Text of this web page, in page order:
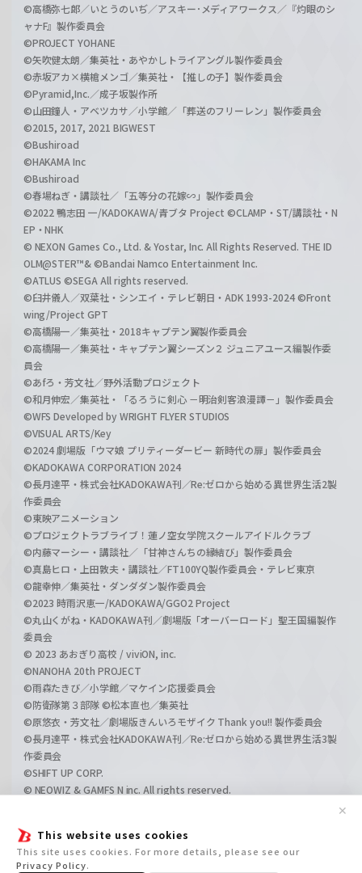
This website uses cookies
This site uses cookies. For more details, please see our
Privacy Policy.
✕
©高橋弥七郎／いとうのいぢ／アスキー･メディアワークス／『灼眼のシ
ャナF』製作委員会
©PROJECT YOHANE
©矢吹健太朗／集英社・あやかしトライアングル製作委員会
©赤坂アカ×横槍メンゴ／集英社・【推しの子】製作委員会
©Pyramid,Inc.／成子坂製作所
©山田鐘人・アベツカサ／小学館／「葬送のフリーレン」製作委員会
©2015, 2017, 2021 BIGWEST
©Bushiroad
©HAKAMA Inc
©Bushiroad
©春場ねぎ・講談社／「五等分の花嫁∽」製作委員会
©2022 鴨志田 一/KADOKAWA/青ブタ Project ©CLAMP・ST/講談社・N
EP・NHK
© NEXON Games Co., Ltd. & Yostar, Inc. All Rights Reserved. THE ID
OLM@STER™& ©Bandai Namco Entertainment Inc.
©ATLUS ©SEGA All rights reserved.
©臼井儀人／双葉社・シンエイ・テレビ朝日・ADK 1993-2024 ©Front
wing/Project GPT
©高橋陽一／集英社・2018キャプテン翼製作委員会
©高橋陽一／集英社・キャプテン翼シーズン２ ジュニアユース編製作委
員会
©あfろ・芳文社／野外活動プロジェクト
©和月伸宏／集英社・「るろうに剣心 －明治剣客浪漫譚－」製作委員会
©WFS Developed by WRIGHT FLYER STUDIOS
©VISUAL ARTS/Key
©2024 劇場版「ウマ娘 プリティーダービー 新時代の扉」製作委員会
©KADOKAWA CORPORATION 2024
©長月達平・株式会社KADOKAWA刊／Re:ゼロから始める異世界生活2製
作委員会
©東映アニメーション
©プロジェクトラブライブ！蓮ノ空女学院スクールアイドルクラブ
©内藤マーシー・講談社／「甘神さんちの縁結び」製作委員会
©真島ヒロ・上田敦夫・講談社／FT100YQ製作委員会・テレビ東京
©龍幸伸／集英社・ダンダダン製作委員会
©2023 時雨沢恵一/KADOKAWA/GGO2 Project
©丸山くがね・KADOKAWA刊／劇場版「オーバーロード」聖王国編製作
委員会
© 2023 あおぎり高校 / viviON, inc.
©NANOHA 20th PROJECT
©雨森たきび／小学館／マケイン応援委員会
©防衛隊第３部隊 ©松本直也／集英社
©原悠衣・芳文社／劇場版きんいろモザイク Thank you!! 製作委員会
©長月達平・株式会社KADOKAWA刊／Re:ゼロから始める異世界生活3製
作委員会
©SHIFT UP CORP.
© NEOWIZ & GAMFS N inc. All rights reserved.
©GIRLS und PANZER Film Projekt
©GIRLS und PANZER Finale Projekt